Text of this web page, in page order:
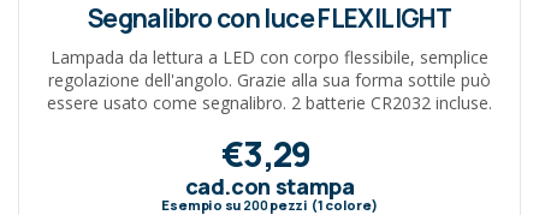
Segnalibro con luce FLEXILIGHT
Lampada da lettura a LED con corpo flessibile, semplice
regolazione dell'angolo. Grazie alla sua forma sottile può
essere usato come segnalibro. 2 batterie CR2032 incluse.
€3,29
cad.con stampa
Esempio su 200pezzi (1 colore)